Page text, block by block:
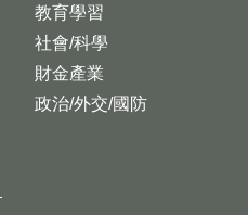
教育學習
社會/科學
財金產業
政治/外交/國防